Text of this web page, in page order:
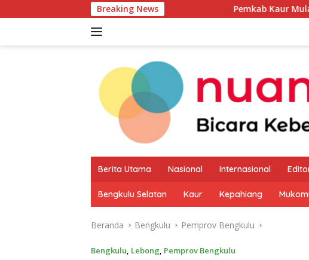
ke
Breaking News Pemkab Kaur Mulai Petakan
Berita Utama Nasional Internasional
Bengkulu Selatan Kaur Kepahiang
Beranda Bengkulu Pemprov Bengkulu
Bengkulu, Lebong, Pemprov Bengkulu